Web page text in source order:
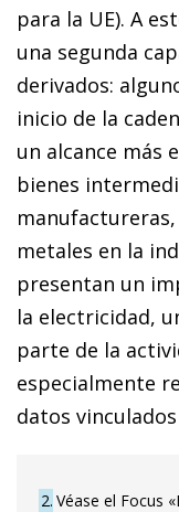
para la UE). A
una segunda
derivados:
inicio de la
un alcance más
bienes
metales en la
presentan un
la electricidad,
parte de la
especialmente
datos
2 Véase el Focus